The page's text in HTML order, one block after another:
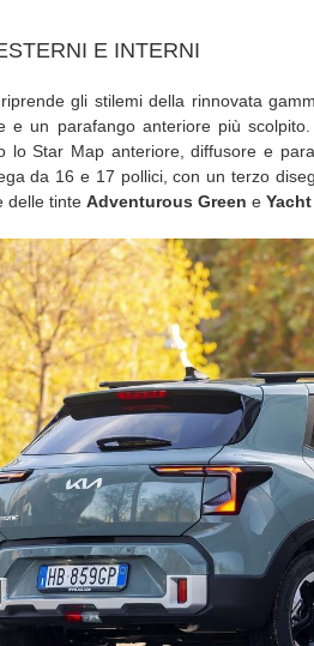
E INTERNI
gli stilemi della rinnovata
e un parafango anteriore più
lo Star Map anteriore, diffusore e
da 16 e 17 pollici, con un terzo
delle tinte Adventurous Green e